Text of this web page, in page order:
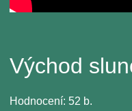
Východ
Hodnocení: 52 b.